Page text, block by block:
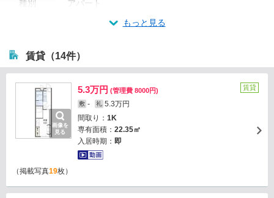
種別
アパート
もっと見る
賃貸（14件）
画像を
見る
5.3万円 (管理費 8000円)
敷 - 礼 5.3万円
間取り： 1K
専有面積： 22.35㎡
入居時期： 即
賃貸
（掲載写真19枚）